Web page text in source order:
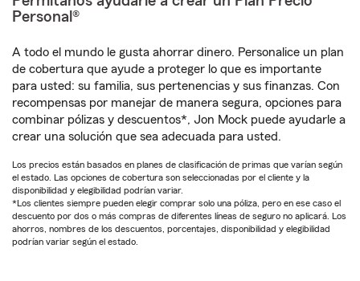
Personal®
A todo el mundo le gusta ahorrar dinero. Personalice un plan
de cobertura que ayude a proteger lo que es importante
para usted: su familia, sus pertenencias y sus finanzas. Con
recompensas por manejar de manera segura, opciones para
combinar pólizas y descuentos*, Jon Mock puede ayudarle a
crear una solución que sea adecuada para usted.
Los precios están basados en planes de clasificación de primas que varían según
el estado. Las opciones de cobertura son seleccionadas por el cliente y la
disponibilidad y elegibilidad podrían variar.
*Los clientes siempre pueden elegir comprar solo una póliza, pero en ese caso el
descuento por dos o más compras de diferentes líneas de seguro no aplicará. Los
ahorros, nombres de los descuentos, porcentajes, disponibilidad y elegibilidad
podrían variar según el estado.